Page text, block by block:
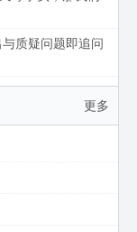
质疑问题即追问
更多